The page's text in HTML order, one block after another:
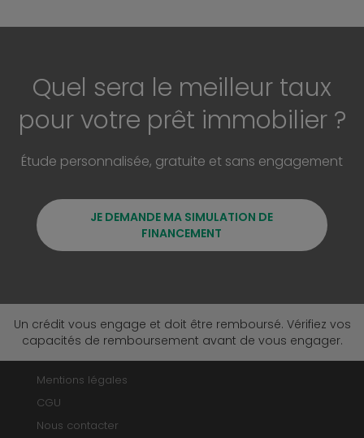
Quel sera le meilleur taux
pour votre prêt immobilier ?
Étude personnalisée, gratuite et sans engagement
JE DEMANDE MA SIMULATION DE
FINANCEMENT
Un crédit vous engage et doit être remboursé. Vérifiez vos
capacités de remboursement avant de vous engager.
Mentions légales
CGU
Nous contacter